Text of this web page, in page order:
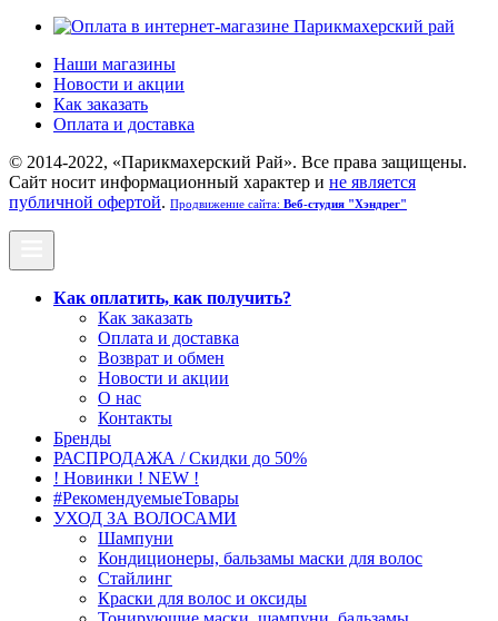
Наши магазины
Новости и акции
Как заказать
Оплата и доставка
© 2014-2022, «Парикмахерский Рай». Все права защищены.
Cайт носит информационный характер и не является
публичной офертой. Продвижение сайта: Веб-студия "Хэндрег"
Как оплатить, как получить?
Как заказать
Оплата и доставка
Возврат и обмен
Новости и акции
О нас
Контакты
Бренды
РАСПРОДАЖА / Скидки до 50%
! Новинки ! NEW !
#РекомендуемыеТовары
УХОД ЗА ВОЛОСАМИ
Шампуни
Кондиционеры, бальзамы маски для волос
Стайлинг
Краски для волос и оксиды